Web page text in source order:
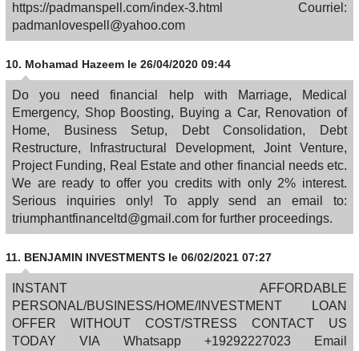
https://padmanspell.com/index-3.html Courriel:
padmanlovespell@yahoo.com
10. Mohamad Hazeem le 26/04/2020 09:44
Do you need financial help with Marriage, Medical
Emergency, Shop Boosting, Buying a Car, Renovation of
Home, Business Setup, Debt Consolidation, Debt
Restructure, Infrastructural Development, Joint Venture,
Project Funding, Real Estate and other financial needs etc.
We are ready to offer you credits with only 2% interest.
Serious inquiries only! To apply send an email to:
triumphantfinanceltd@gmail.com for further proceedings.
11. BENJAMIN INVESTMENTS le 06/02/2021 07:27
INSTANT AFFORDABLE
PERSONAL/BUSINESS/HOME/INVESTMENT LOAN
OFFER WITHOUT COST/STRESS CONTACT US
TODAY VIA Whatsapp +19292227023 Email